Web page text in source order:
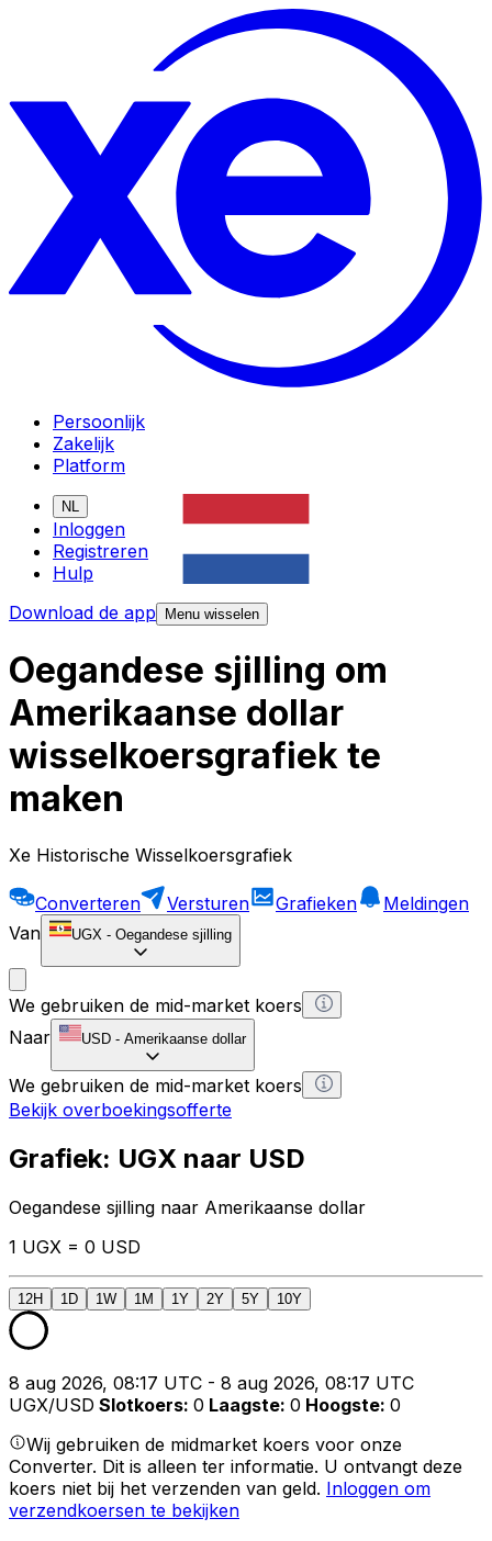
Persoonlijk
Zakelijk
Platform
NL
Inloggen
Registreren
Hulp
Download de app
Menu wisselen
Oegandese sjilling om
Amerikaanse dollar
wisselkoersgrafiek te
maken
Xe Historische Wisselkoersgrafiek
Converteren Versturen Grafieken
Meldingen
Van
UGX - Oegandese sjilling
We gebruiken de mid-market koers
Naar
USD - Amerikaanse dollar
We gebruiken de mid-market koers
Bekijk overboekingsofferte
Grafiek: UGX naar USD
Oegandese sjilling naar Amerikaanse dollar
1 UGX = 0 USD
12H 1D 1W 1M 1Y 2Y 5Y 10Y
8 aug 2026, 08:17 UTC - 8 aug 2026, 08:17 UTC
UGX/USD Slotkoers: 0 Laagste: 0 Hoogste: 0
Wij gebruiken de midmarket koers voor onze
Converter. Dit is alleen ter informatie. U ontvangt deze
koers niet bij het verzenden van geld. Inloggen om
verzendkoersen te bekijken